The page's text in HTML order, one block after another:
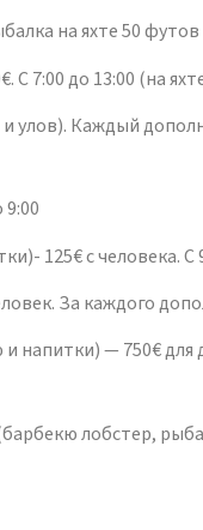
на яхте 50 футов
7:00 до 13:00 (на
улов). Каждый
9:00
125€ с человека. С
За каждого
напитки) — 750€ для
лобстер,